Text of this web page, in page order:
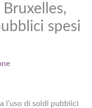
spesi
l’uso di soldi pubblici